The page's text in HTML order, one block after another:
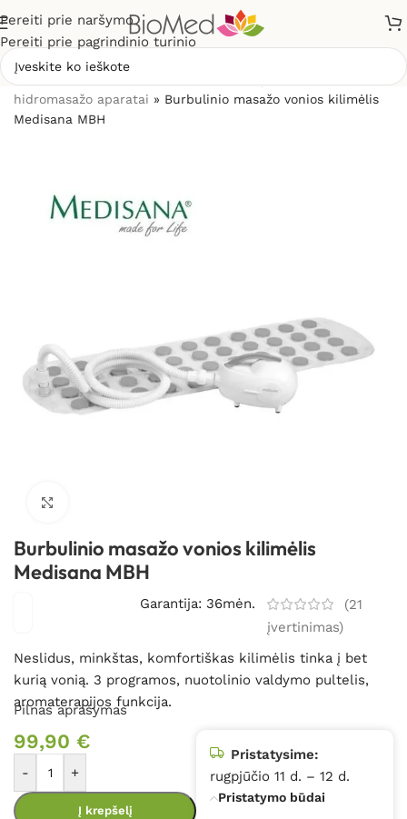
Pereiti prie naršymo
Pereiti prie pagrindinio turinio
hidromasažo aparatai » Burbulinio masažo vonios kilimėlis
Medisana MBH
Burbulinio masažo vonios kilimėlis
Medisana MBH
Garantija: 36mėn. (21
įvertinimas)
Neslidus, minkštas, komfortiškas kilimėlis tinka į bet
kurią vonią. 3 programos, nuotolinio valdymo pultelis,
aromaterapijos funkcija.
Pilnas aprašymas
99,90 €
- +
Į krepšelį
Pristatysime:
rugpjūčio 11 d. – 12 d.
Pristatymo būdai